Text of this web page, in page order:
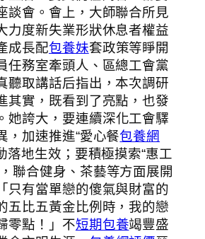
談會。會上，大師聯合所見
力度新失業形狀休息者權益
成長配包養妹套政策等睜開
任務室牽頭人、區總工會黨
聽取講話后指出，本次調研
其實，既看到了亮點，也發
她誇大，要連續深化工會驛
，加速推進“愛心餐包養網
落地生效；要積極摸索“惠工
聯合健身、茶藝等方面展開
只有當單戀的傻氣與財富的
五比五黃金比例時，我的戀
零點！」不短期包養竭豐盛